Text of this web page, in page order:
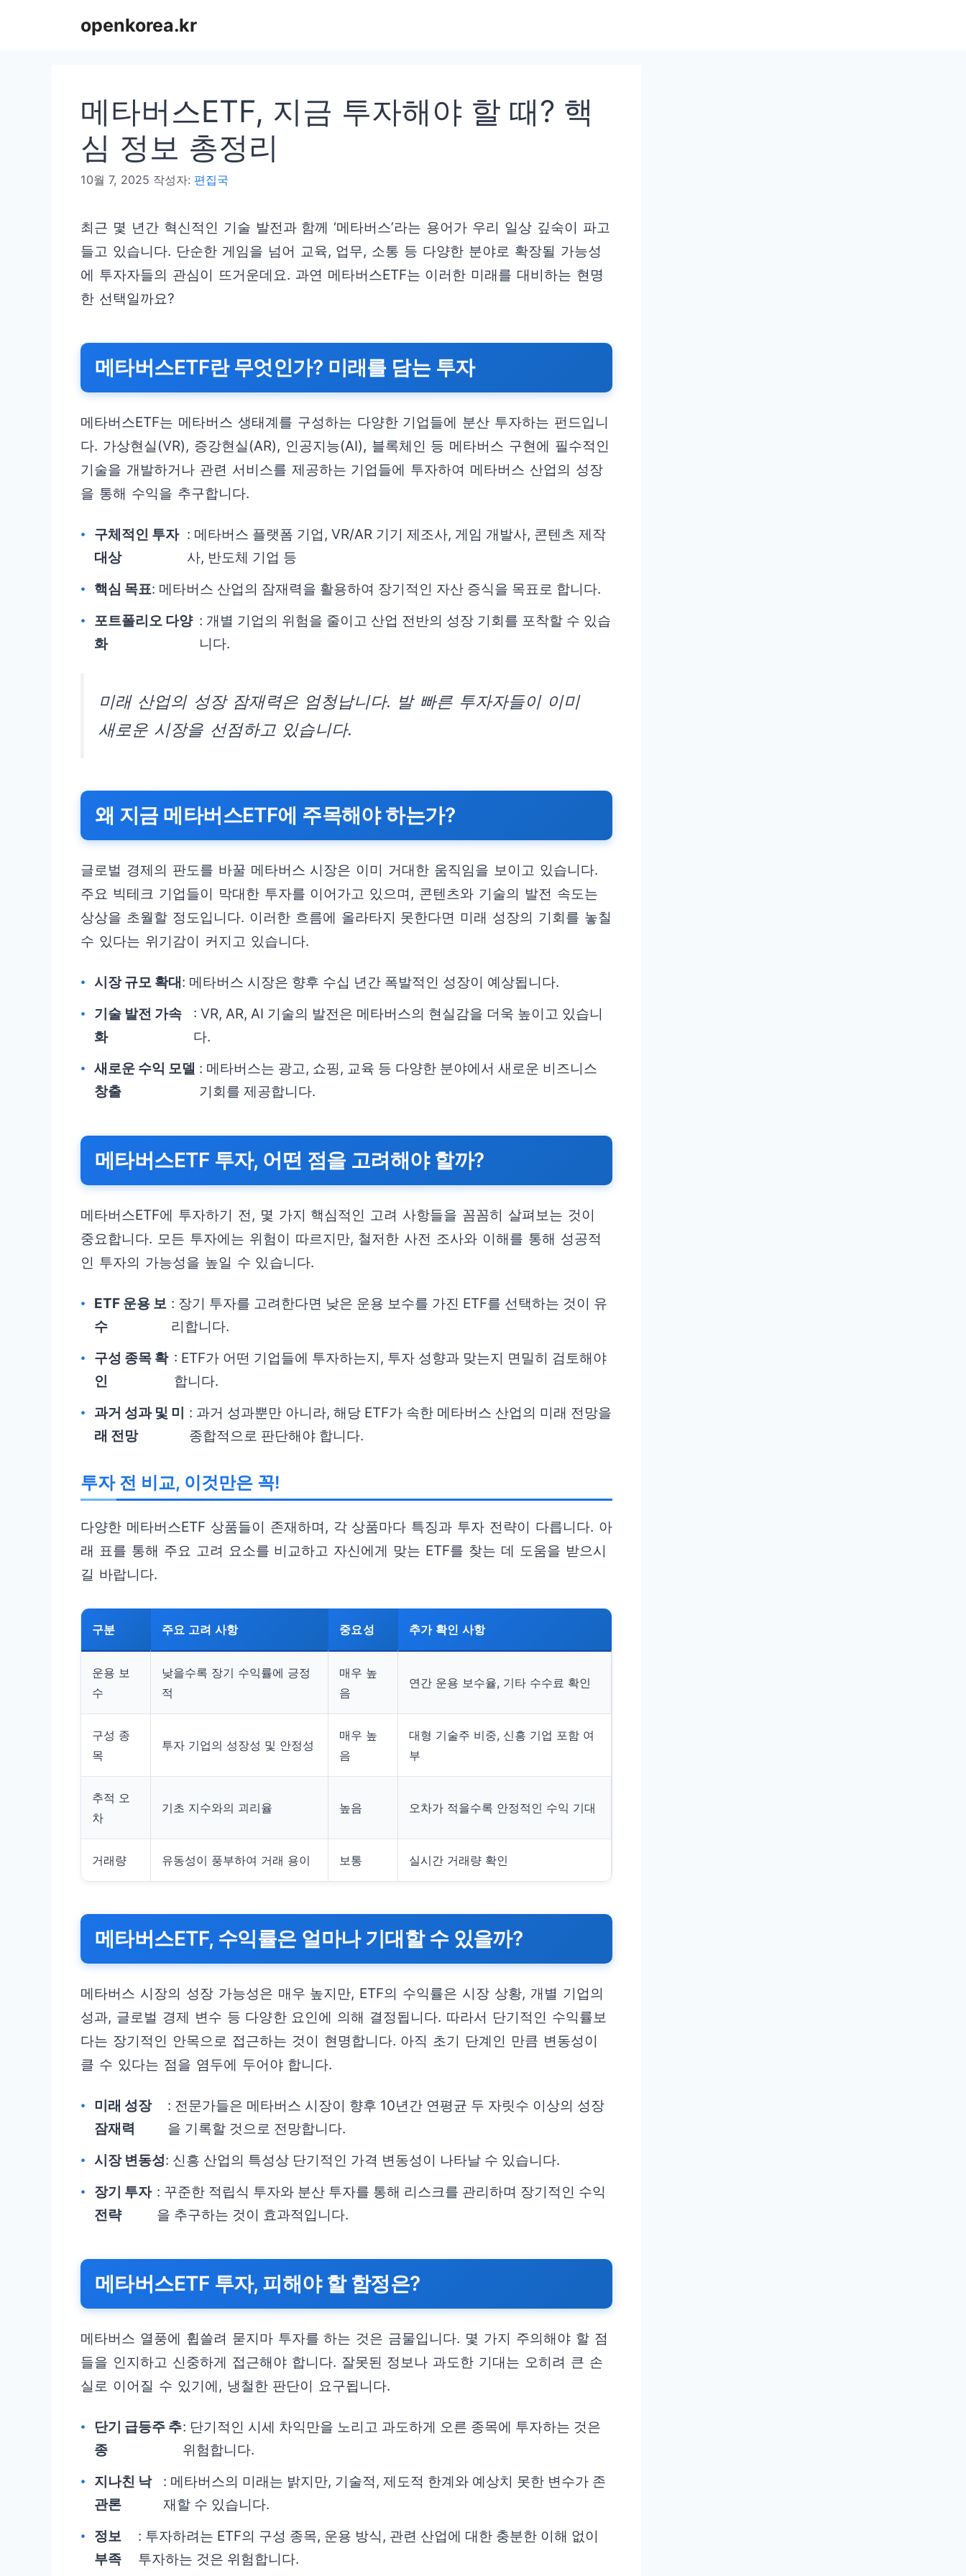
openkorea.kr
메타버스ETF, 지금 투자해야 할 때? 핵
심 정보 총정리
10월 7, 2025 작성자: 편집국
최근 몇 년간 혁신적인 기술 발전과 함께 ‘메타버스’라는 용어가 우리 일상 깊숙이 파고
들고 있습니다. 단순한 게임을 넘어 교육, 업무, 소통 등 다양한 분야로 확장될 가능성
에 투자자들의 관심이 뜨거운데요. 과연 메타버스ETF는 이러한 미래를 대비하는 현명
한 선택일까요?
메타버스ETF란 무엇인가? 미래를 담는 투자
메타버스ETF는 메타버스 생태계를 구성하는 다양한 기업들에 분산 투자하는 펀드입니
다. 가상현실(VR), 증강현실(AR), 인공지능(AI), 블록체인 등 메타버스 구현에 필수적인
기술을 개발하거나 관련 서비스를 제공하는 기업들에 투자하여 메타버스 산업의 성장
을 통해 수익을 추구합니다.
구체적인 투자
대상
: 메타버스 플랫폼 기업, VR/AR 기기 제조사, 게임 개발사, 콘텐츠 제작
사, 반도체 기업 등
핵심 목표: 메타버스 산업의 잠재력을 활용하여 장기적인 자산 증식을 목표로 합니다.
포트폴리오 다양
화
: 개별 기업의 위험을 줄이고 산업 전반의 성장 기회를 포착할 수 있습
니다.
미래 산업의 성장 잠재력은 엄청납니다. 발 빠른 투자자들이 이미
새로운 시장을 선점하고 있습니다.
왜 지금 메타버스ETF에 주목해야 하는가?
글로벌 경제의 판도를 바꿀 메타버스 시장은 이미 거대한 움직임을 보이고 있습니다.
주요 빅테크 기업들이 막대한 투자를 이어가고 있으며, 콘텐츠와 기술의 발전 속도는
상상을 초월할 정도입니다. 이러한 흐름에 올라타지 못한다면 미래 성장의 기회를 놓칠
수 있다는 위기감이 커지고 있습니다.
시장 규모 확대 : 메타버스 시장은 향후 수십 년간 폭발적인 성장이 예상됩니다.
기술 발전 가속
화
: VR, AR, AI 기술의 발전은 메타버스의 현실감을 더욱 높이고 있습니
다.
새로운 수익 모델
창출
: 메타버스는 광고, 쇼핑, 교육 등 다양한 분야에서 새로운 비즈니스
기회를 제공합니다.
메타버스ETF 투자, 어떤 점을 고려해야 할까?
메타버스ETF에 투자하기 전, 몇 가지 핵심적인 고려 사항들을 꼼꼼히 살펴보는 것이
중요합니다. 모든 투자에는 위험이 따르지만, 철저한 사전 조사와 이해를 통해 성공적
인 투자의 가능성을 높일 수 있습니다.
ETF 운용 보
수
: 장기 투자를 고려한다면 낮은 운용 보수를 가진 ETF를 선택하는 것이 유
리합니다.
구성 종목 확
인
: ETF가 어떤 기업들에 투자하는지, 투자 성향과 맞는지 면밀히 검토해야
합니다.
과거 성과 및 미
래 전망
: 과거 성과뿐만 아니라, 해당 ETF가 속한 메타버스 산업의 미래 전망을
종합적으로 판단해야 합니다.
투자 전 비교, 이것만은 꼭!
다양한 메타버스ETF 상품들이 존재하며, 각 상품마다 특징과 투자 전략이 다릅니다. 아
래 표를 통해 주요 고려 요소를 비교하고 자신에게 맞는 ETF를 찾는 데 도움을 받으시
길 바랍니다.
구분 주요 고려 사항 중요성 추가 확인 사항
운용 보
수
낮을수록 장기 수익률에 긍정
적
매우 높
음
연간 운용 보수율, 기타 수수료 확인
구성 종
목
투자 기업의 성장성 및 안정성
매우 높
음
대형 기술주 비중, 신흥 기업 포함 여
부
추적 오
차
기초 지수와의 괴리율 높음 오차가 적을수록 안정적인 수익 기대
거래량 유동성이 풍부하여 거래 용이 보통 실시간 거래량 확인
메타버스ETF, 수익률은 얼마나 기대할 수 있을까?
메타버스 시장의 성장 가능성은 매우 높지만, ETF의 수익률은 시장 상황, 개별 기업의
성과, 글로벌 경제 변수 등 다양한 요인에 의해 결정됩니다. 따라서 단기적인 수익률보
다는 장기적인 안목으로 접근하는 것이 현명합니다. 아직 초기 단계인 만큼 변동성이
클 수 있다는 점을 염두에 두어야 합니다.
미래 성장
잠재력
: 전문가들은 메타버스 시장이 향후 10년간 연평균 두 자릿수 이상의 성장
을 기록할 것으로 전망합니다.
시장 변동성: 신흥 산업의 특성상 단기적인 가격 변동성이 나타날 수 있습니다.
장기 투자
전략
: 꾸준한 적립식 투자와 분산 투자를 통해 리스크를 관리하며 장기적인 수익
을 추구하는 것이 효과적입니다.
메타버스ETF 투자, 피해야 할 함정은?
메타버스 열풍에 휩쓸려 묻지마 투자를 하는 것은 금물입니다. 몇 가지 주의해야 할 점
들을 인지하고 신중하게 접근해야 합니다. 잘못된 정보나 과도한 기대는 오히려 큰 손
실로 이어질 수 있기에, 냉철한 판단이 요구됩니다.
단기 급등주 추
종
: 단기적인 시세 차익만을 노리고 과도하게 오른 종목에 투자하는 것은
위험합니다.
지나친 낙
관론
: 메타버스의 미래는 밝지만, 기술적, 제도적 한계와 예상치 못한 변수가 존
재할 수 있습니다.
정보
부족
: 투자하려는 ETF의 구성 종목, 운용 방식, 관련 산업에 대한 충분한 이해 없이
투자하는 것은 위험합니다.